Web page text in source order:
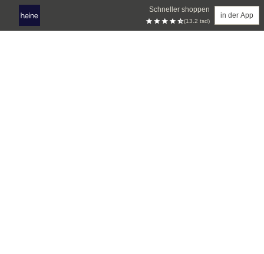
Schneller shoppen
(13.2 tsd)
in der App